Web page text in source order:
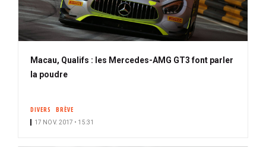
Macau, Qualifs : les Mercedes-AMG GT3 font parler
la poudre
DIVERS BRÈVE
17 NOV. 2017 • 15:31